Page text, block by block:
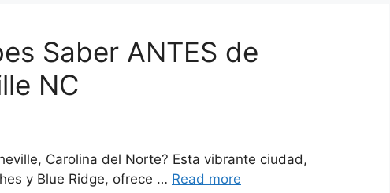
Saber ANTES de
NC
Carolina del Norte? Esta vibrante ciudad,
y Blue Ridge, ofrece … Read more